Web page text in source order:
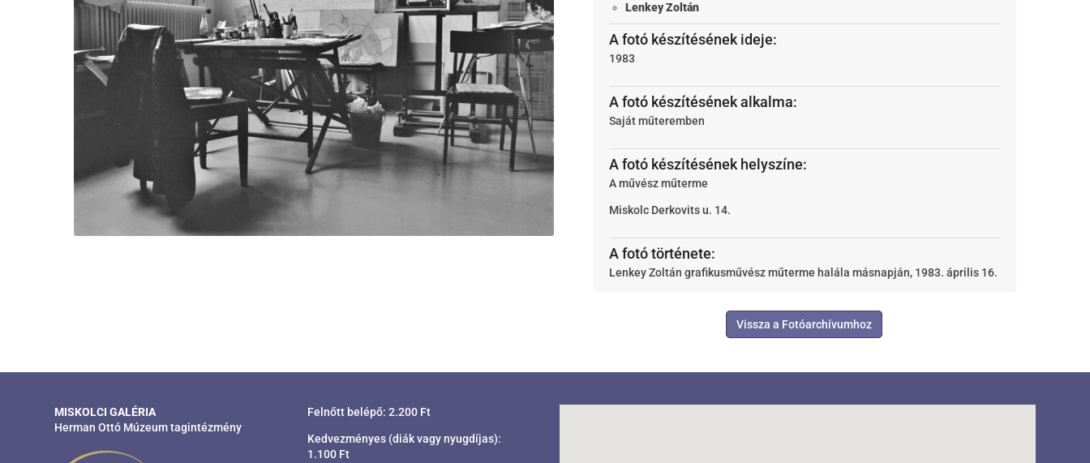
Lenkey Zoltán
A fotó készítésének ideje:
1983
A fotó készítésének alkalma:
Saját műteremben
A fotó készítésének helyszíne:
A művész műterme
Miskolc Derkovits u. 14.
A fotó története:
Lenkey Zoltán grafikusművész műterme halála másnapján, 1983. április 16.
Vissza a Fotóarchívumhoz
MISKOLCI GALÉRIA
Herman Ottó Múzeum tagintézmény
Felnőtt belépő: 2.200 Ft
Kedvezményes (diák vagy nyugdíjas):
1.100 Ft